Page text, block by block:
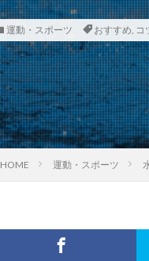
運動・スポーツ おすすめ, コ
HOME 運動・スポーツ